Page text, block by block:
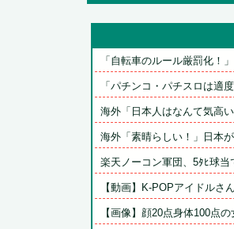
「自転車のルール厳罰化！
「パチンコ・パチスロは適
海外「日本人はなんて気高
海外「素晴らしい！」日本
楽天ノーコン軍団、5ﾀﾋ球当
【動画】K-POPアイドルさ
【画像】顔20点身体100点